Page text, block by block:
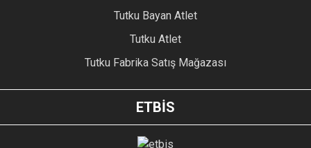
Tutku Bayan Atlet
Tutku Atlet
Tutku Fabrika Satış Mağazası
ETBİS